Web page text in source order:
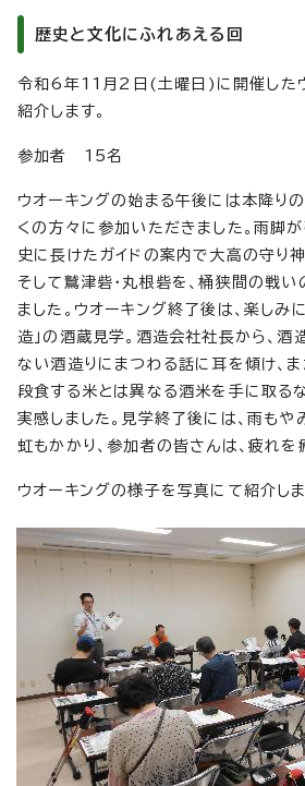
歴史と文化にふれあえる回
令和6年11月2日(土曜日)に開催した
紹介します。
参加者 15名
ウオーキングの始まる午後には本降り
くの方々に参加いただきました。雨脚
史に長けたガイドの案内で大高の守り神
そして鷲津砦・丸根砦を、桶狭間の戦
ました。ウオーキング終了後は、楽しみ
造」の酒蔵見学。酒造会社社長から、酒
ない酒造りにまつわる話に耳を傾け、
段食する米とは異なる酒米を手に取る
実感しました。見学終了後には、雨もや
虹もかかり、参加者の皆さんは、疲れを
ウオーキングの様子を写真にて紹介しま